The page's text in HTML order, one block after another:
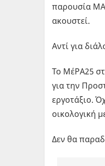
παρουσία
ακουστεί.
Αντί για
Το ΜέΡΑ25
για την
εργοτάξιο.
οικολογική
Δεν θα